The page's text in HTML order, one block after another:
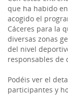
que ha habido
acogido el
Cáceres para la
diversas zonas
del nivel
responsables de
Podéis ver el
participantes y